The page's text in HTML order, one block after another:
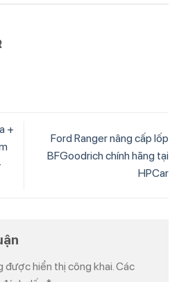
+
Ford Ranger nâng cấp lốp
BFGoodrich chính hãng tại
HPCar
được hiển thị công khai.Các